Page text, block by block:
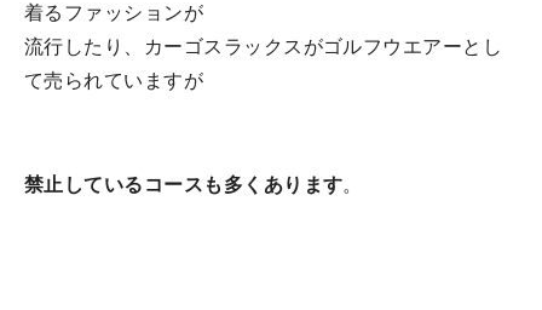
着るファッションが
流行したり、カーゴスラックスがゴルフウエアーとし
て売られていますが
禁止しているコースも多くあります。